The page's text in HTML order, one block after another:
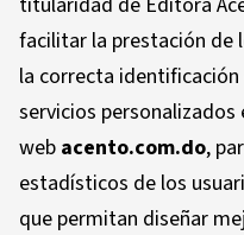
facilitar la prestación de
la correcta
servicios personalizados
web acento.com.do,
estadísticos de los
que permitan diseñar